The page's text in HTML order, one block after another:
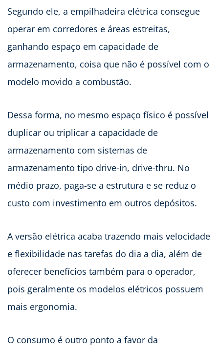
Segundo ele, a empilhadeira elétrica consegue
operar em corredores e áreas estreitas,
ganhando espaço em capacidade de
armazenamento, coisa que não é possível com o
modelo movido a combustão.
Dessa forma, no mesmo espaço físico é possível
duplicar ou triplicar a capacidade de
armazenamento com sistemas de
armazenamento tipo drive-in, drive-thru. No
médio prazo, paga-se a estrutura e se reduz o
custo com investimento em outros depósitos.
A versão elétrica acaba trazendo mais velocidade
e flexibilidade nas tarefas do dia a dia, além de
oferecer benefícios também para o operador,
pois geralmente os modelos elétricos possuem
mais ergonomia.
O consumo é outro ponto a favor da